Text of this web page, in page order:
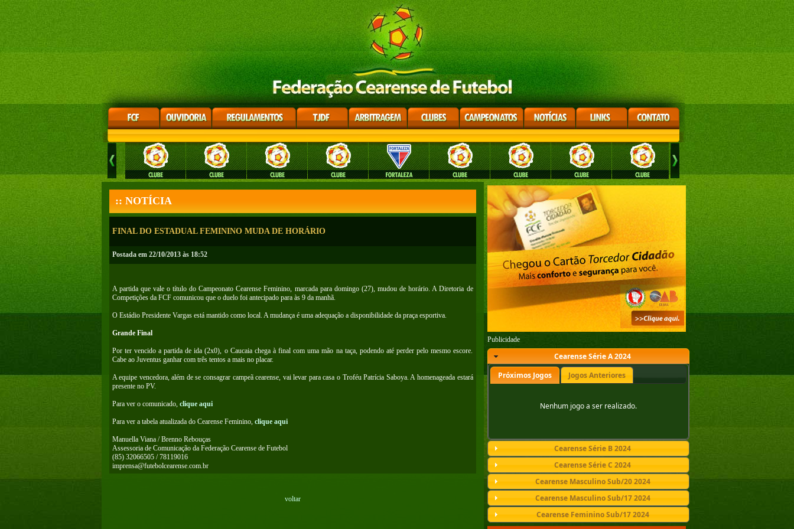
:: NOTÍCIA
FINAL DO ESTADUAL FEMININO MUDA DE HORÁRIO
Postada em 22/10/2013 às 18:52
A partida que vale o título do Campeonato Cearense Feminino, marcada para domingo (27), mudou de horário. A Diretoria de
Competições da FCF comunicou que o duelo foi antecipado para às 9 da manhã.
O Estádio Presidente Vargas está mantido como local. A mudança é uma adequação a disponibilidade da praça esportiva.
Grande Final
Por ter vencido a partida de ida (2x0), o Caucaia chega à final com uma mão na taça, podendo até perder pelo mesmo escore.
Cabe ao Juventus ganhar com três tentos a mais no placar.
A equipe vencedora, além de se consagrar campeã cearense, vai levar para casa o Troféu Patrícia Saboya. A homenageada estará
presente no PV.
Para ver o comunicado, clique aqui
Para ver a tabela atualizada do Cearense Feminino, clique aqui
Manuella Viana / Brenno Rebouças
Assessoria de Comunicação da Federação Cearense de Futebol
(85) 32066505 / 78119016
imprensa@futebolcearense.com.br
voltar
Publicidade
Cearense Série A 2024
Próximos Jogos
Jogos Anteriores
Nenhum jogo a ser realizado.
Cearense Série B 2024
Cearense Série C 2024
Cearense Masculino Sub/20 2024
Cearense Masculino Sub/17 2024
Cearense Feminino Sub/17 2024